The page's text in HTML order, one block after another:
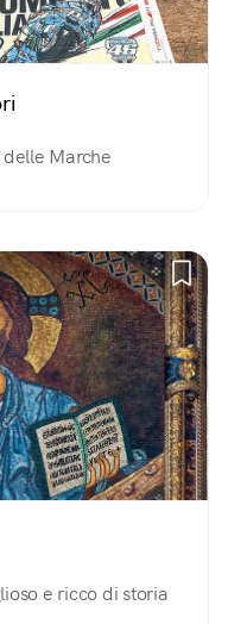
Marche
e ricco di storia